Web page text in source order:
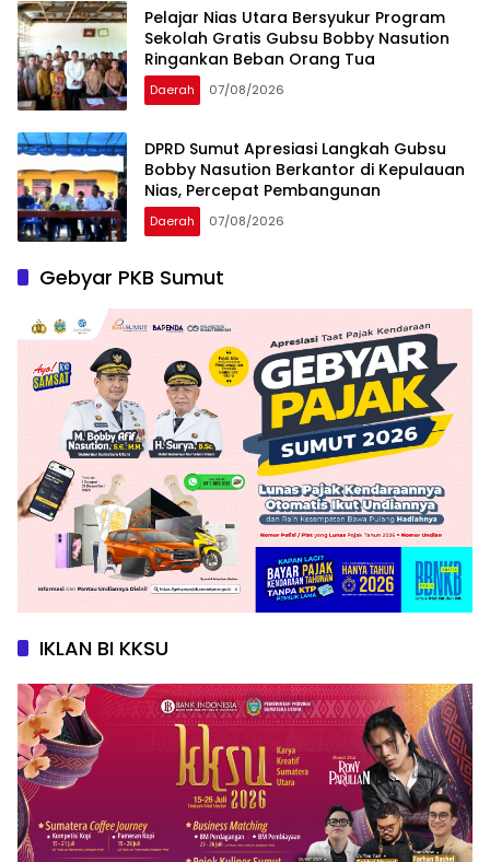
Pelajar Nias Utara Bersyukur Program
Sekolah Gratis Gubsu Bobby Nasution
Ringankan Beban Orang Tua
Daerah 07/08/2026
DPRD Sumut Apresiasi Langkah Gubsu
Bobby Nasution Berkantor di Kepulauan
Nias, Percepat Pembangunan
Daerah 07/08/2026
Gebyar PKB Sumut
IKLAN BI KKSU